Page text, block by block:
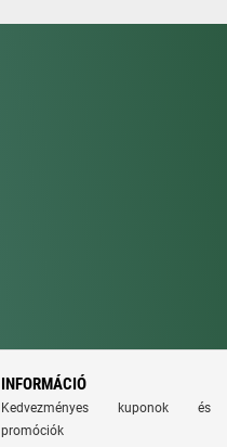
INFORMÁCIÓ
Kedvezményes kuponok és
promóciók